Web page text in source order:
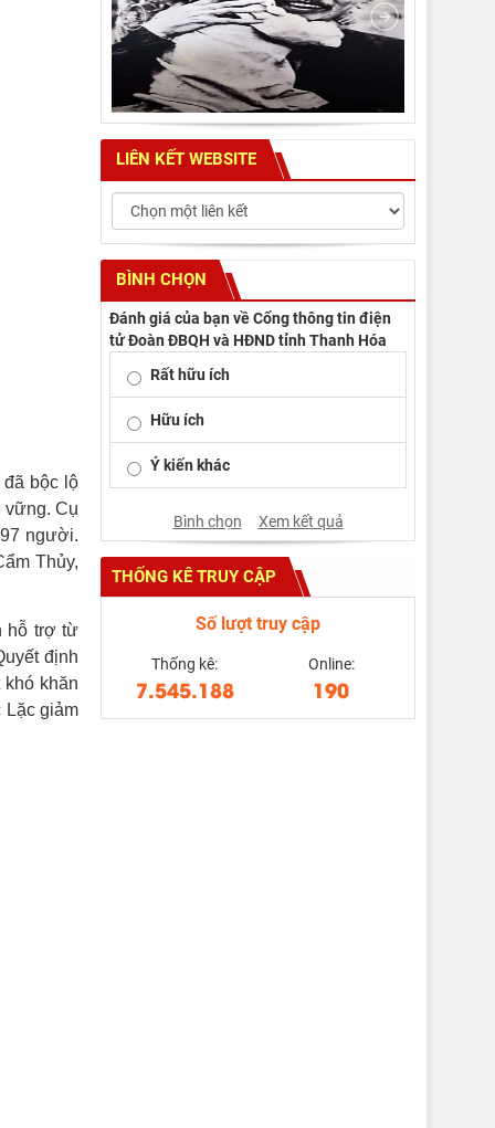
đã bộc lộ
vững. Cụ
người.
Thủy,
hỗ trợ từ
định
khăn
Lặc giảm
LIÊN KẾT WEBSITE
BÌNH CHỌN
Đánh giá của bạn về Cổng thông tin điện
tử Đoàn ĐBQH và HĐND tỉnh Thanh Hóa
Rất hữu ích
Hữu ích
Ý kiến khác
Bình chọn Xem kết quả
THỐNG KÊ TRUY CẬP
Số lượt truy cập
Thống kê:
7.545.188
Online:
190